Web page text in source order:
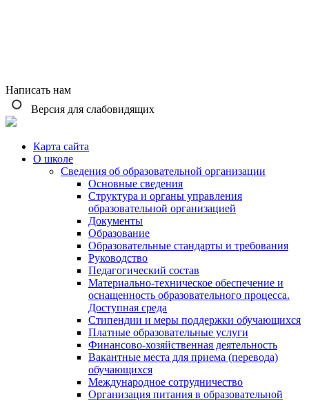
Написать нам
Версия для слабовидящих
Карта сайта
О школе
Сведения об образовательной организации
Основные сведения
Структура и органы управления
образовательной организацией
Документы
Образование
Образовательные стандарты и требования
Руководство
Педагогический состав
Материально-техническое обеспечение и
оснащенность образовательного процесса.
Доступная среда
Стипендии и меры поддержки обучающихся
Платные образовательные услуги
Финансово-хозяйственная деятельность
Вакантные места для приема (перевода)
обучающихся
Международное сотрудничество
Организация питания в образовательной